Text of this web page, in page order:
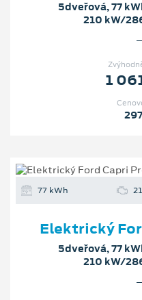
5dveřová, 77
210 kW/
1
77 kWh
Elektrický
5dveřová, 77
210 kW/